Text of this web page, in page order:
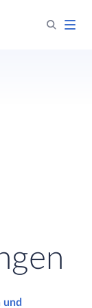
und